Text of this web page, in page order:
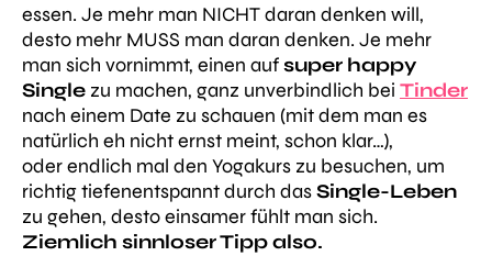
essen. Je mehr man NICHT daran denken will,
desto mehr MUSS man daran denken. Je mehr
man sich vornimmt, einen aufsuper happy
Single zu machen, ganz unverbindlich bei Tinder
nach einem Date zu schauen (mit dem man es
natürlich eh nicht ernst meint, schon klar…),
oder endlich mal den Yogakurs zu besuchen, um
richtig tiefenentspannt durch dasSingle-Leben
zu gehen, desto einsamer fühlt man sich.
Ziemlich sinnloser Tipp also.